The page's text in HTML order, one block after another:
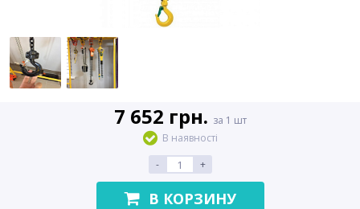
7 652 грн. за 1 шт
В наявності
-
+
В КОРЗИНУ